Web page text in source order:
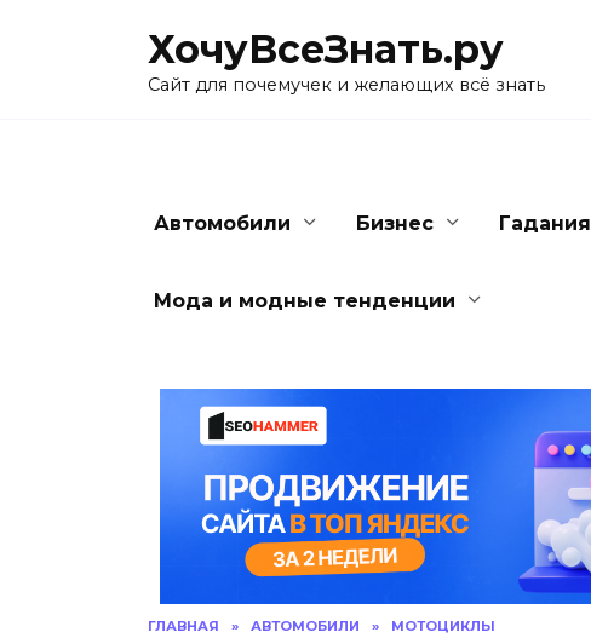
ХочуВсеЗнать.ру
Сайт для почемучек и желающих всё знать
Автомобили Бизнес Гадания
Мода и модные тенденции
ГЛАВНАЯ » АВТОМОБИЛИ » МОТОЦИКЛЫ